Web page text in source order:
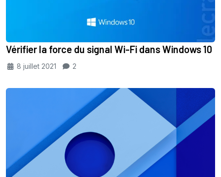
Vérifier la force du signal Wi-Fi dans Windows 10
8 juillet 2021 2